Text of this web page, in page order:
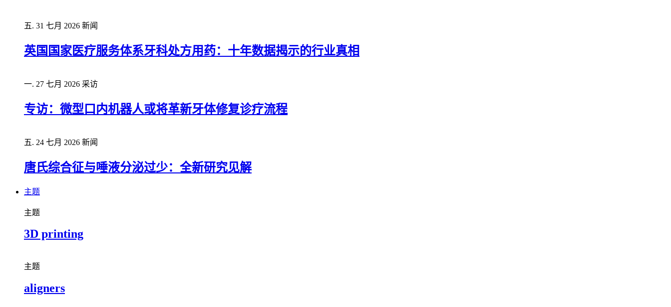
五. 31 七月 2026 新闻
英国国家医疗服务体系牙科处方用药：十年数据揭示的行业真相
一. 27 七月 2026 采访
专访：微型口内机器人或将革新牙体修复诊疗流程
五. 24 七月 2026 新闻
唐氏综合征与唾液分泌过少：全新研究见解
主题
主题
3D printing
主题
aligners